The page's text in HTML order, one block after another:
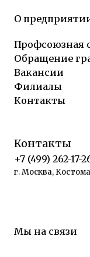
О
Профсоюзная
Обращение
Вакансии
Филиалы
Контакты
Контакты
+7 (499) 262-17-
г. Москва,
Мы на связи